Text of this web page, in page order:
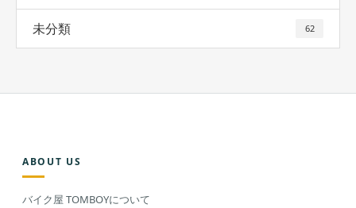
未分類 62
ABOUT US
バイク屋 TOMBOYについて